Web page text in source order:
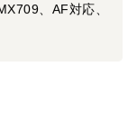
、AF対応、